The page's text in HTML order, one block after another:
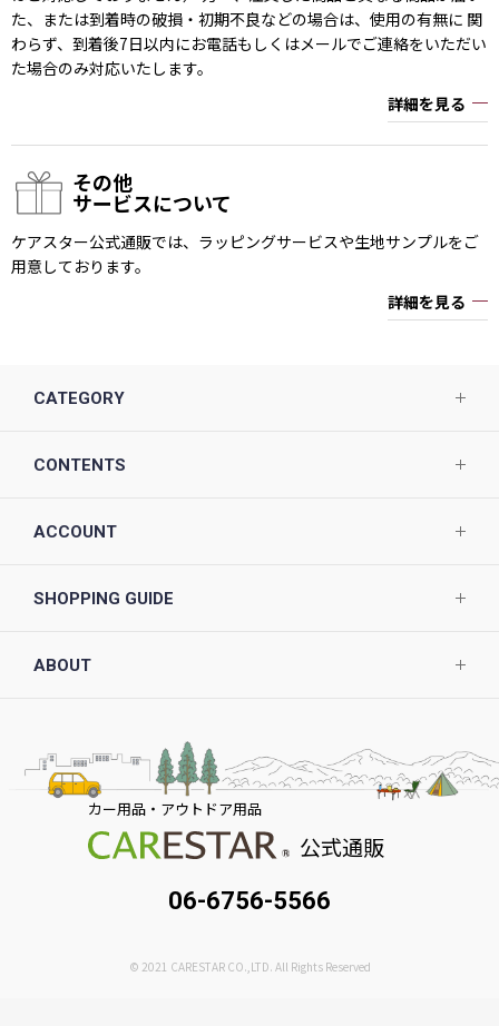
た、または到着時の破損・初期不良などの場合は、使用の有無に 関
わらず、到着後7日以内にお電話もしくはメールでご連絡をいただい
た場合のみ対応いたします。
詳細を見る
その他
サービスについて
ケアスター公式通販では、ラッピングサービスや生地サンプルをご
用意しております。
詳細を見る
CATEGORY
CONTENTS
ACCOUNT
SHOPPING GUIDE
ABOUT
カー用品・アウトドア用品
公式通販
06-6756-5566
© 2021 CARESTAR CO.,LTD. All Rights Reserved